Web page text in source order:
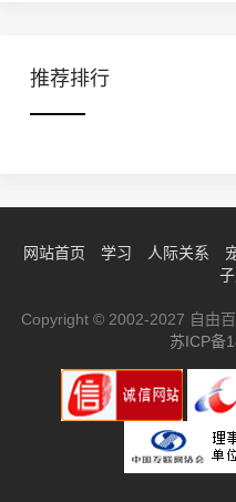
推荐排行
网站首页 学习 人际关系
Copyright © 2002-2027 自由
苏ICP备